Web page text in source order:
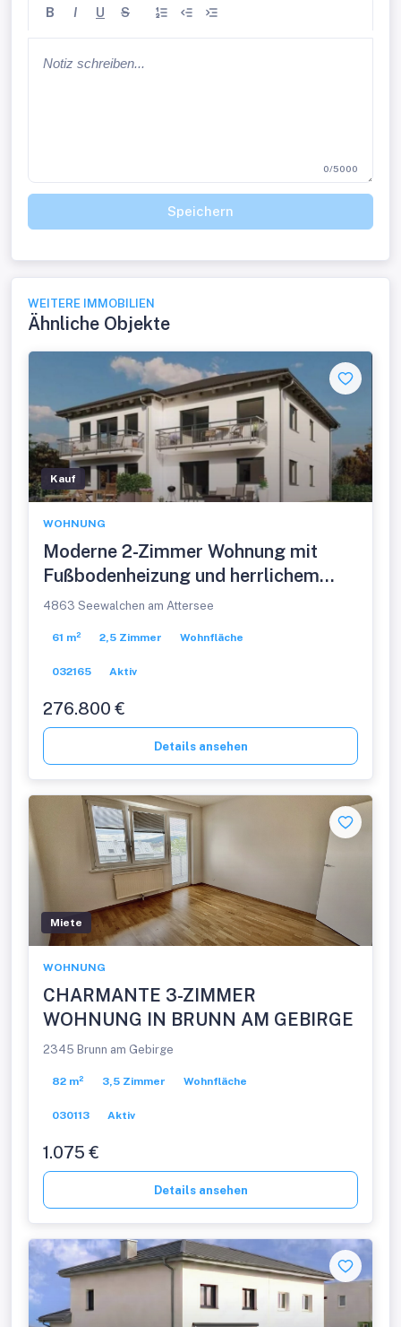
B I U S
0/5000
Speichern
WEITERE IMMOBILIEN
Ähnliche Objekte
Kauf
WOHNUNG
Moderne 2-Zimmer Wohnung mit
Fußbodenheizung und herrlichem
Ausblick in Rosenau!
4863 Seewalchen am Attersee
61 m² 2,5 Zimmer Wohnfläche
032165 Aktiv
276.800 €
Details ansehen
Miete
WOHNUNG
CHARMANTE 3-ZIMMER
WOHNUNG IN BRUNN AM GEBIRGE
2345 Brunn am Gebirge
82 m² 3,5 Zimmer Wohnfläche
030113 Aktiv
1.075 €
Details ansehen